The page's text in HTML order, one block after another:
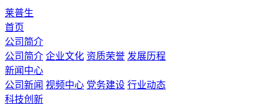
莱普生
首页
公司简介
公司简介 企业文化 资质荣誉 发展历程
新闻中心
公司新闻 视频中心 党务建设 行业动态
科技创新